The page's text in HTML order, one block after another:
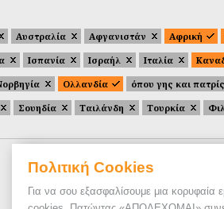
Πολιτική Cookies
Για να σου εξασφαλίσουμε μια κορυφαία
Αυστραλία Αφγανιστάν Αφρική
Ισπανία Ισραήλ Ιταλία
Ολλανδία όπου γης και πατρίς
Σουηδία Ταιλάνδη Τουρκία